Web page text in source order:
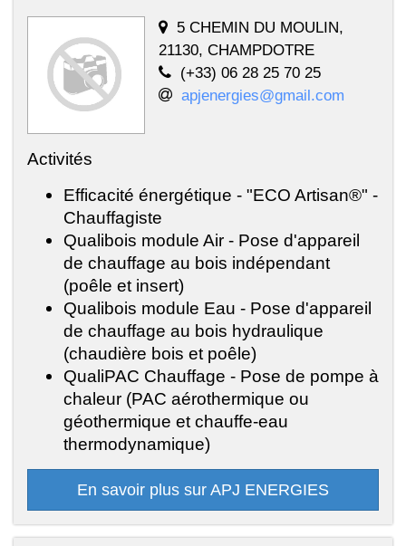
5 CHEMIN DU MOULIN,
21130, CHAMPDOTRE
(+33) 06 28 25 70 25
apjenergies@gmail.com
Activités
Efficacité énergétique - "ECO Artisan®" -
Chauffagiste
Qualibois module Air - Pose d'appareil
de chauffage au bois indépendant
(poêle et insert)
Qualibois module Eau - Pose d'appareil
de chauffage au bois hydraulique
(chaudière bois et poêle)
QualiPAC Chauffage - Pose de pompe à
chaleur (PAC aérothermique ou
géothermique et chauffe-eau
thermodynamique)
En savoir plus sur APJ ENERGIES